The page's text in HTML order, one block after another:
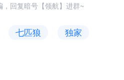
，回复暗号【领航】进群~
七匹狼 独家